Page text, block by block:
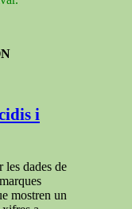
i
dades de
mostren un